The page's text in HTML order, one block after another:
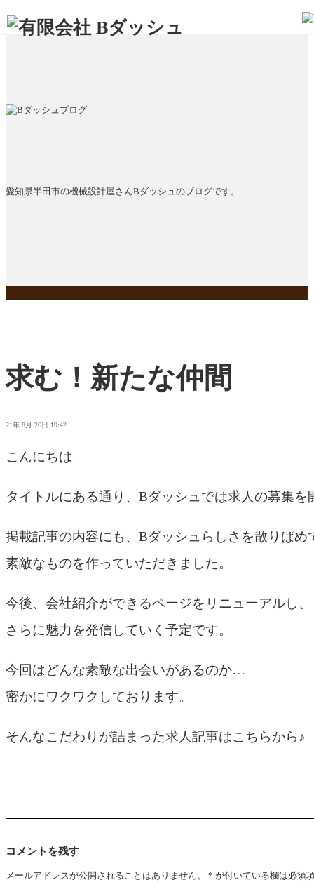
愛知県半田市の機械設計屋さんBダッシュのブログです。
求む！新たな仲間
21年 8月 26日 19:42
こんにちは。
タイトルにある通り、Bダッシュでは求人の募集を
掲載記事の内容にも、Bダッシュらしさを散りばめ
素敵なものを作っていただきました。
今後、会社紹介ができるページをリニューアルし、
さらに魅力を発信していく予定です。
今回はどんな素敵な出会いがあるのか…
密かにワクワクしております。
そんなこだわりが詰まった求人記事はこちらから♪
コメントを残す
メールアドレスが公開されることはありません。 * が付いている欄は必須